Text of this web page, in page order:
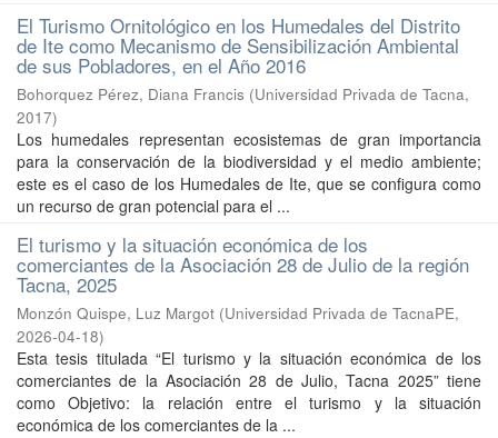
El Turismo Ornitológico en los Humedales del Distrito
de Ite como Mecanismo de Sensibilización Ambiental
de sus Pobladores, en el Año 2016
Bohorquez Pérez, Diana Francis (Universidad Privada de Tacna,
2017)
Los humedales representan ecosistemas de gran importancia
para la conservación de la biodiversidad y el medio ambiente;
este es el caso de los Humedales de Ite, que se configura como
un recurso de gran potencial para el ...
El turismo y la situación económica de los
comerciantes de la Asociación 28 de Julio de la región
Tacna, 2025
Monzón Quispe, Luz Margot (Universidad Privada de TacnaPE,
2026-04-18)
Esta tesis titulada “El turismo y la situación económica de los
comerciantes de la Asociación 28 de Julio, Tacna 2025” tiene
como Objetivo: la relación entre el turismo y la situación
económica de los comerciantes de la ...